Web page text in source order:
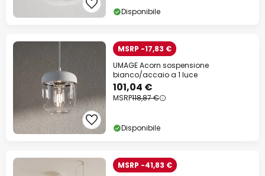
Disponibile
MSRP -17,83 €
UMAGE Acorn sospensione
bianco/accaio a 1 luce
101,04 €
MSRP118,87 €
Disponibile
MSRP -41,83 €